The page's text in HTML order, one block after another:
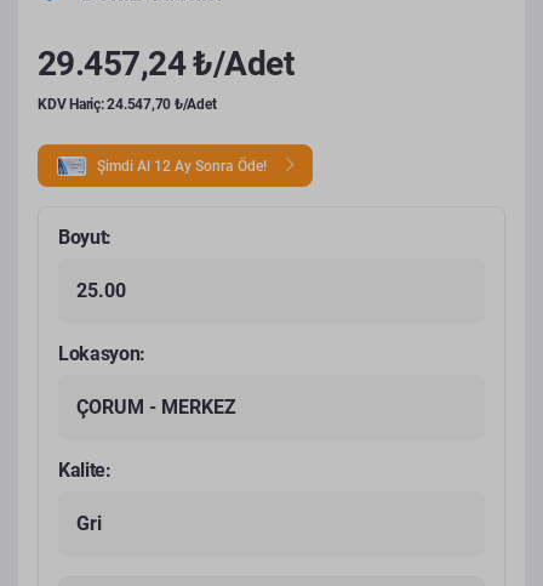
29.457,24 ₺/Adet
KDV Hariç: 24.547,70 ₺/Adet
Şimdi Al 12 Ay Sonra Öde!
Boyut:
25.00
Lokasyon:
ÇORUM - MERKEZ
Kalite:
Gri